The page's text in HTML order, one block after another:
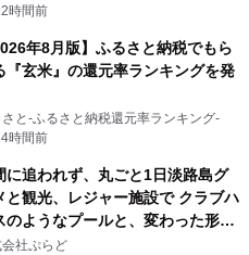
2施設で
時間前
年8月版】ふるさと納税でもら
『玄米』の還元率ランキングを発
さと-ふるさと納税還元率ランキング-
時間前
に追われず、丸ごと1日淡路島グ
と観光、レジャー施設で クラブハ
のようなプールと、変わった形の
ナも 「THE BOXY AWAJI」のお
社ぷらど